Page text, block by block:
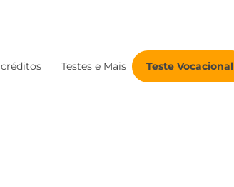
Testes e Mais Teste Vocacional